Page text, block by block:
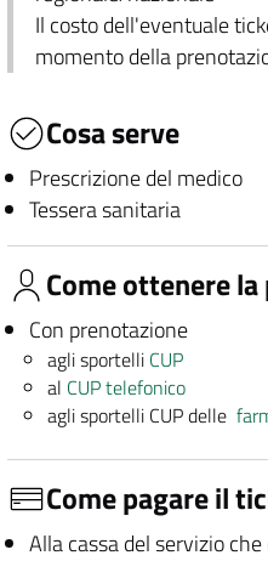
Il costo dell'eventuale
momento della
Cosa serve
Prescrizione del medico
Tessera sanitaria
Come ottenere
Con prenotazione
agli sportelli CUP
al CUP telefonico
agli sportelli CUP delle
Come pagare il
Alla cassa del servizio